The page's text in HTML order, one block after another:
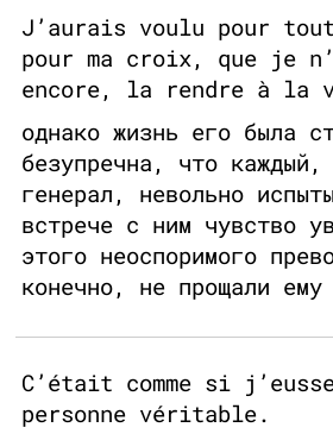
J’aurais voulu pour tout
pour ma croix, que je
encore, la rendre à la
однако жизнь его была
безупречна, что
генерал, невольно
встрече с ним чувство
этого неоспоримого
конечно, не прощали ему
C’était comme si
personne véritable.